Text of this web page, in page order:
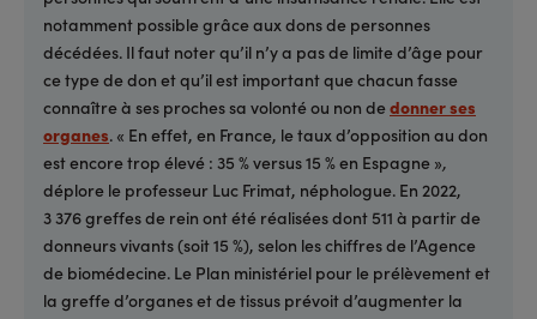
notamment possible grâce aux dons de personnes
décédées. Il faut noter qu’il n’y a pas de limite d’âge pour
ce type de don et qu’il est important que chacun fasse
connaître à ses proches sa volonté ou non dedonner ses
organes. « En effet, en France, le taux d’opposition au don
est encore trop élevé : 35 % versus 15 % en Espagne »,
déplore le professeur Luc Frimat, néphologue. En 2022,
3 376 greffes de rein ont été réalisées dont 511 à partir de
donneurs vivants (soit 15 %), selon les chiffres de l’Agence
de biomédecine. Le Plan ministériel pour le prélèvement et
la greffe d’organes et de tissus prévoit d’augmenter la